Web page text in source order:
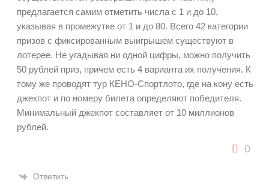
предлагается самим отметить числа с 1 и до 10,
указывая в промежутке от 1 и до 80. Всего 42 категории
призов с фиксированным выигрышем существуют в
лотерее. Не угадывая ни одной цифры, можно получить
50 рублей приз, причем есть 4 варианта их получения. К
тому же проводят тур КЕНО-Спортлото, где на кону есть
джекпот и по номеру билета определяют победителя.
Минимальный джекпот составляет от 10 миллионов
рублей.
0
Ответить